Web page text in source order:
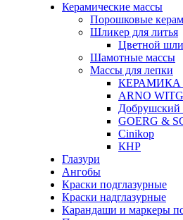
Керамические массы
Порошковые
Шликер для литья
Цветной
Шамотные массы
Массы для лепки
КЕРАМИКА
ARNO
Добрушский
GOERG &
Cinikop
КНР
Глазури
Ангобы
Краски подглазурные
Краски надглазурные
Карандаши и маркеры